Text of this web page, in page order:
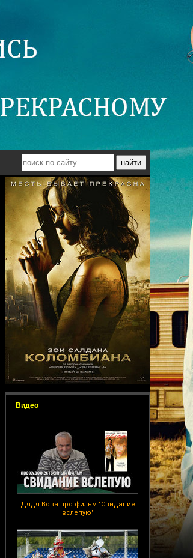
Видео
Дядя Вова про фильм "Свидание
вслепую"